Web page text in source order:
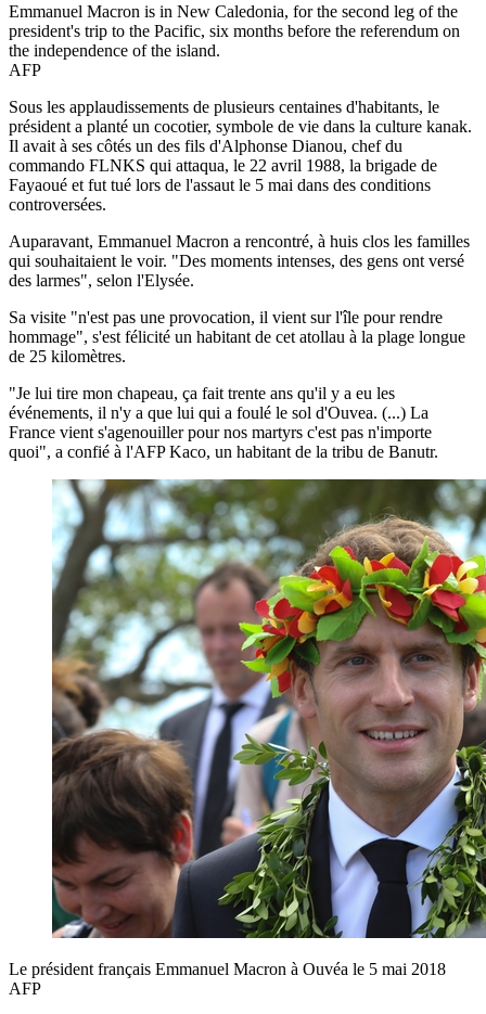
Emmanuel Macron is in New Caledonia, for the second leg of the
president's trip to the Pacific, six months before the referendum on
the independence of the island.
AFP
Sous les applaudissements de plusieurs centaines d'habitants, le
président a planté un cocotier, symbole de vie dans la culture kanak.
Il avait à ses côtés un des fils d'Alphonse Dianou, chef du
commando FLNKS qui attaqua, le 22 avril 1988, la brigade de
Fayaoué et fut tué lors de l'assaut le 5 mai dans des conditions
controversées.
Auparavant, Emmanuel Macron a rencontré, à huis clos les familles
qui souhaitaient le voir. "Des moments intenses, des gens ont versé
des larmes", selon l'Elysée.
Sa visite "n'est pas une provocation, il vient sur l'île pour rendre
hommage", s'est félicité un habitant de cet atollau à la plage longue
de 25 kilomètres.
"Je lui tire mon chapeau, ça fait trente ans qu'il y a eu les
événements, il n'y a que lui qui a foulé le sol d'Ouvea. (...) La
France vient s'agenouiller pour nos martyrs c'est pas n'importe
quoi", a confié à l'AFP Kaco, un habitant de la tribu de Banutr.
Le président français Emmanuel Macron à Ouvéa le 5 mai 2018
AFP